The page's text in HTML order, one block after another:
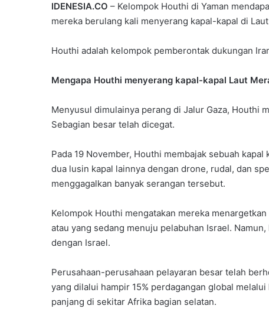
IDENESIA.CO – Kelompok Houthi di Yaman
mereka berulang kali menyerang kapal-kapal di
Houthi adalah kelompok pemberontak dukungan
Mengapa Houthi menyerang kapal-kapal Laut
Menyusul dimulainya perang di Jalur Gaza, Houthi
Sebagian besar telah dicegat.
Pada 19 November, Houthi membajak sebuah
dua lusin kapal lainnya dengan drone, rudal, dan
menggagalkan banyak serangan tersebut.
Kelompok Houthi mengatakan mereka
atau yang sedang menuju pelabuhan Israel.
dengan Israel.
Perusahaan-perusahaan pelayaran besar telah
yang dilalui hampir 15% perdagangan global
panjang di sekitar Afrika bagian selatan.